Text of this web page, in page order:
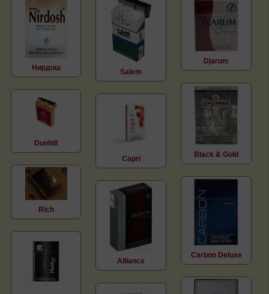
Нирдош
Dunhill
Rich
Salem
Capri
Alliance
Djarum
Black & Gold
Carbon Deluxe